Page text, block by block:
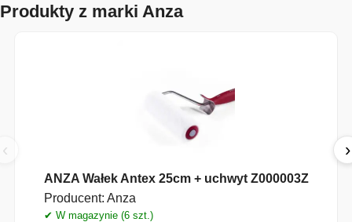
Produkty z marki Anza
‹
ANZA Wałek Antex 25cm + uchwyt Z000003Z
Producent: Anza
✔ W magazynie (6 szt.)
›